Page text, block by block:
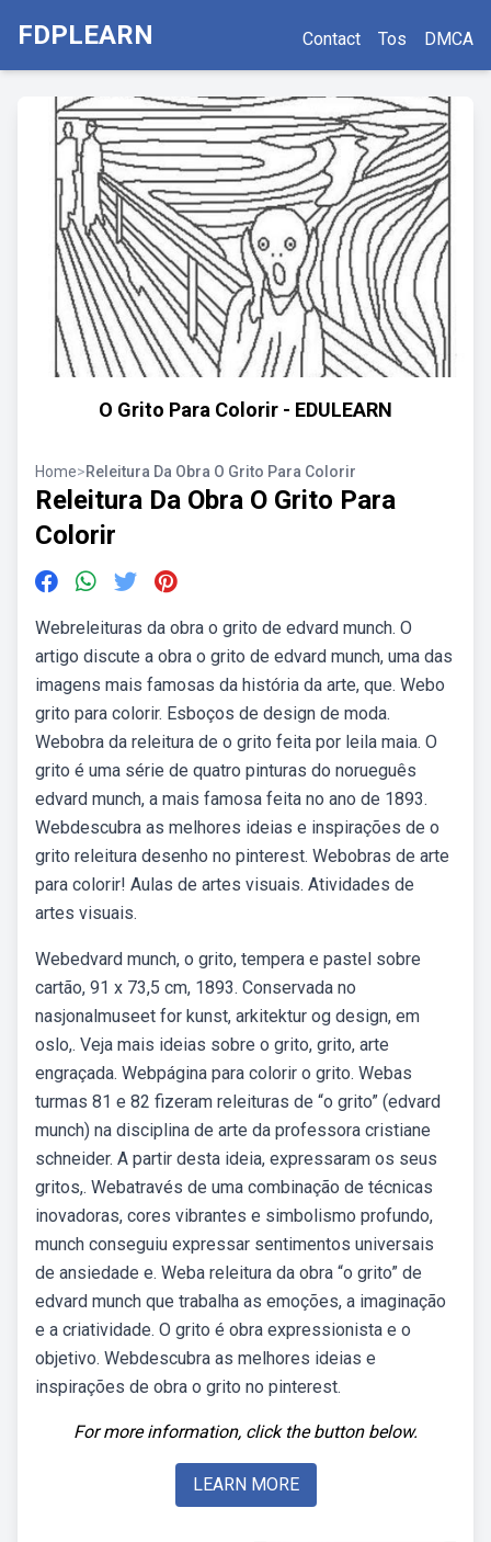
FDPLEARN Contact Tos DMCA
O Grito Para Colorir - EDULEARN
Home>Releitura Da Obra O Grito Para Colorir
Releitura Da Obra O Grito Para
Colorir
Webreleituras da obra o grito de edvard munch. O
artigo discute a obra o grito de edvard munch, uma das
imagens mais famosas da história da arte, que. Webo
grito para colorir. Esboços de design de moda.
Webobra da releitura de o grito feita por leila maia. O
grito é uma série de quatro pinturas do norueguês
edvard munch, a mais famosa feita no ano de 1893.
Webdescubra as melhores ideias e inspirações de o
grito releitura desenho no pinterest. Webobras de arte
para colorir! Aulas de artes visuais. Atividades de
artes visuais.
Webedvard munch, o grito, tempera e pastel sobre
cartão, 91 x 73,5 cm, 1893. Conservada no
nasjonalmuseet for kunst, arkitektur og design, em
oslo,. Veja mais ideias sobre o grito, grito, arte
engraçada. Webpágina para colorir o grito. Webas
turmas 81 e 82 fizeram releituras de “o grito” (edvard
munch) na disciplina de arte da professora cristiane
schneider. A partir desta ideia, expressaram os seus
gritos,. Webatravés de uma combinação de técnicas
inovadoras, cores vibrantes e simbolismo profundo,
munch conseguiu expressar sentimentos universais
de ansiedade e. Weba releitura da obra “o grito” de
edvard munch que trabalha as emoções, a imaginação
e a criatividade. O grito é obra expressionista e o
objetivo. Webdescubra as melhores ideias e
inspirações de obra o grito no pinterest.
For more information, click the button below.
LEARN MORE